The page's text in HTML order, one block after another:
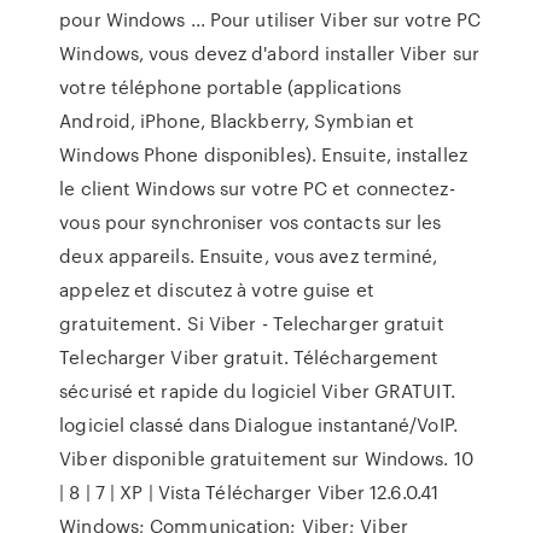
pour Windows ... Pour utiliser Viber sur votre PC
Windows, vous devez d'abord installer Viber sur
votre téléphone portable (applications
Android, iPhone, Blackberry, Symbian et
Windows Phone disponibles). Ensuite, installez
le client Windows sur votre PC et connectez-
vous pour synchroniser vos contacts sur les
deux appareils. Ensuite, vous avez terminé,
appelez et discutez à votre guise et
gratuitement. Si Viber - Telecharger gratuit
Telecharger Viber gratuit. Téléchargement
sécurisé et rapide du logiciel Viber GRATUIT.
logiciel classé dans Dialogue instantané/VoIP.
Viber disponible gratuitement sur Windows. 10
| 8 | 7 | XP | Vista Télécharger Viber 12.6.0.41
Windows; Communication; Viber; Viber